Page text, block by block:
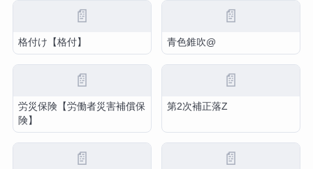
📄
格付け【格付】
📄
青色錐吹@
📄
労災保険【労働者災害補償保
険】
📄
第2次補正落Z
📄 📄